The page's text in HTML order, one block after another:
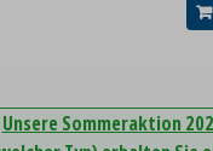
Unsere Sommeraktion